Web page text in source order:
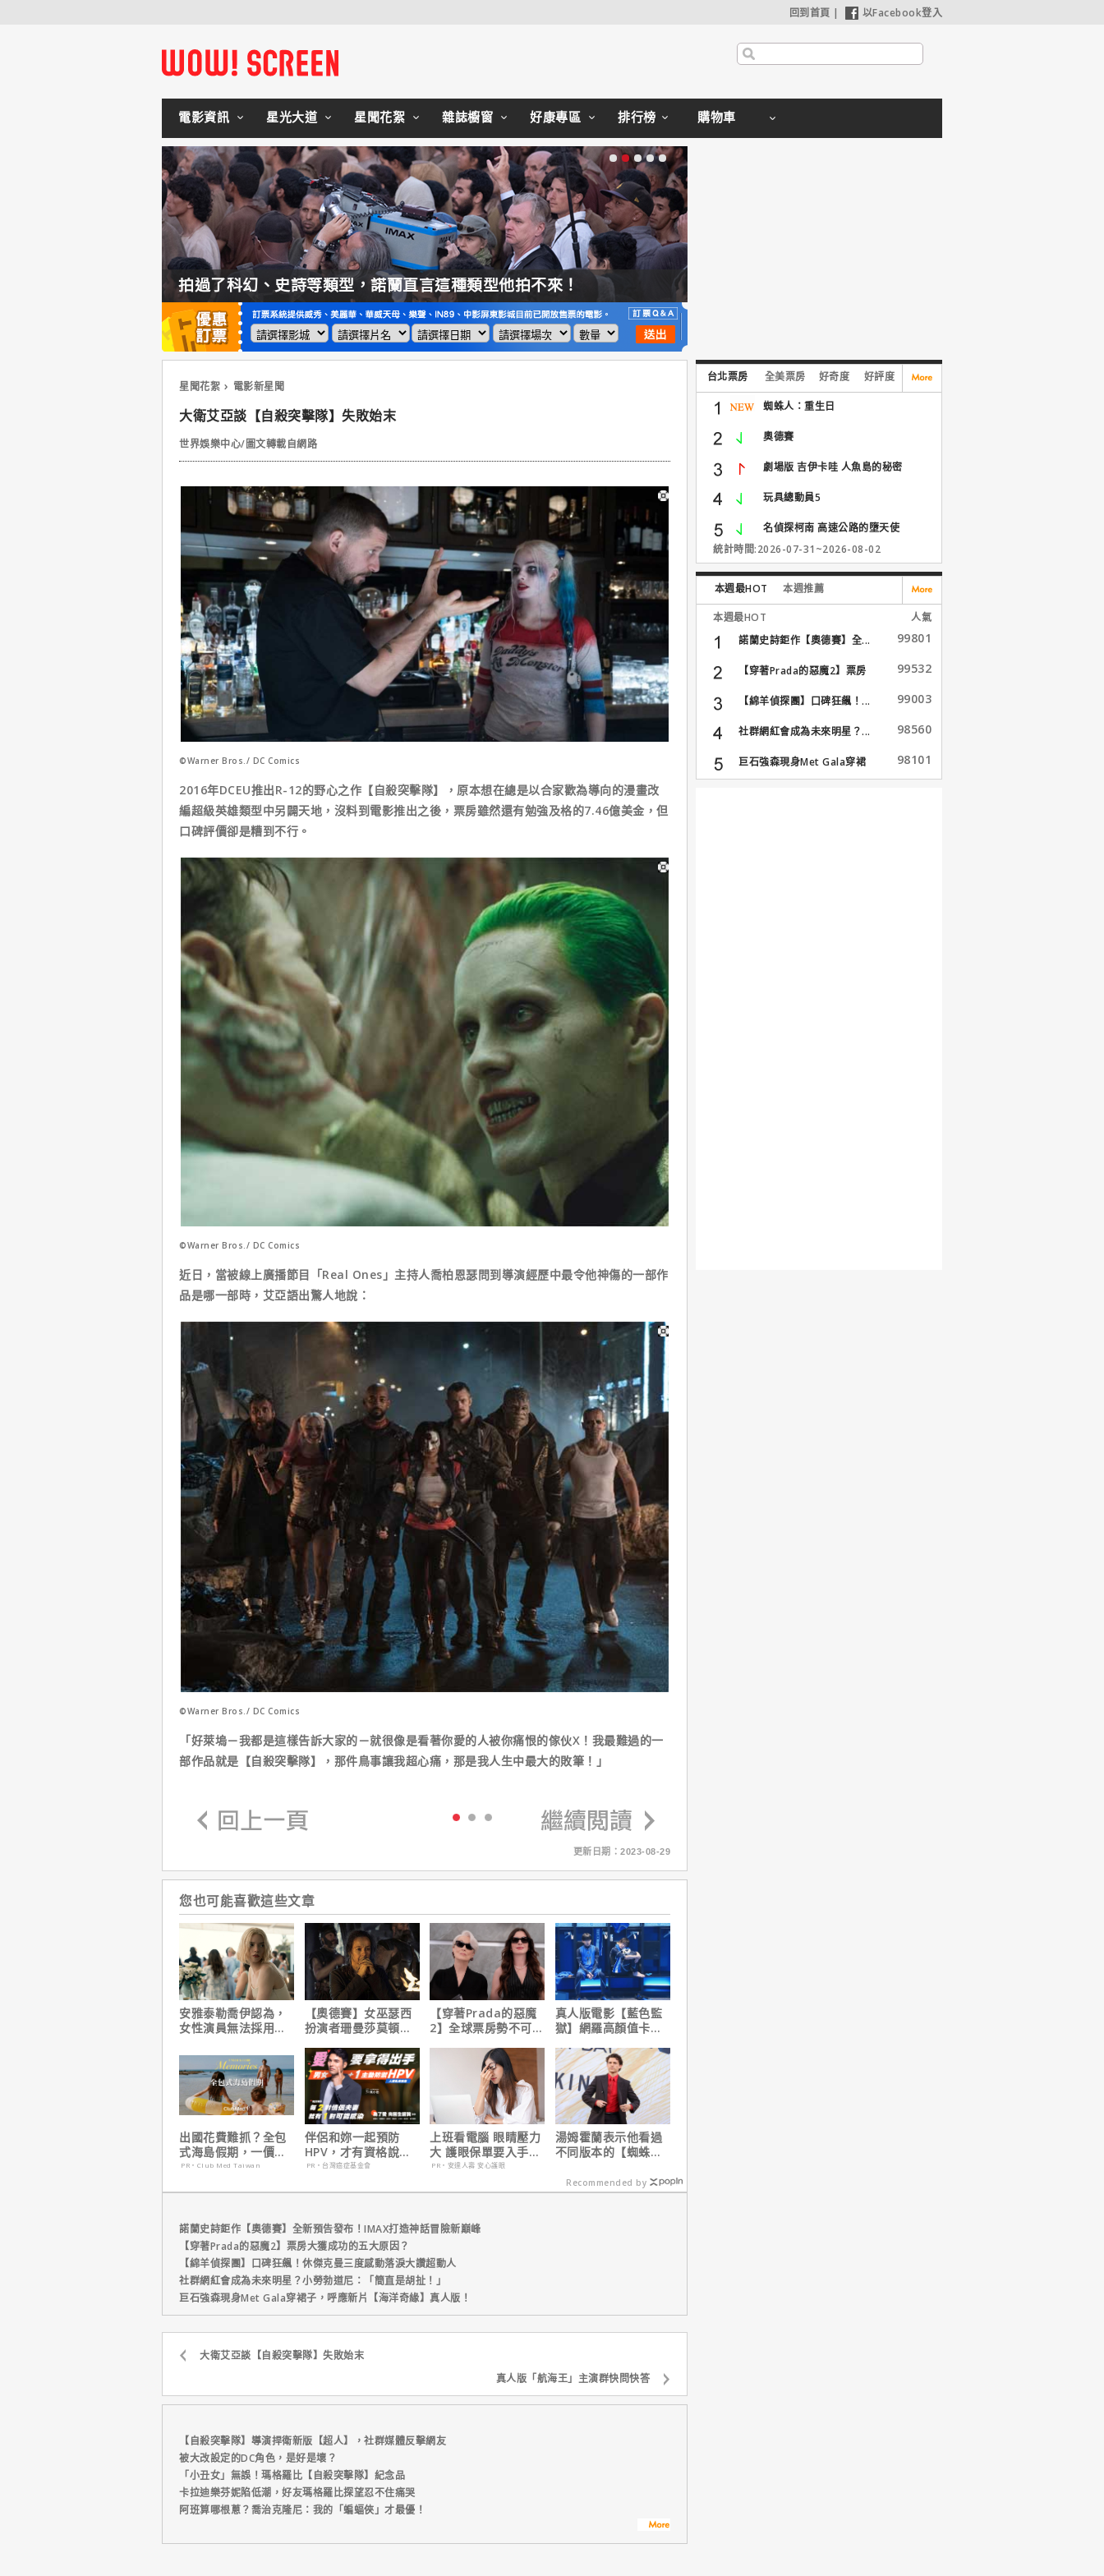
回到首頁 | 以Facebook登入
電影資訊 星光大道 星聞花絮 雜誌櫥窗 好康專區 排行榜 購物車
拍過了科幻、史詩等類型，諾蘭直言這種類型他拍不來！
星聞花絮 電影新星聞
大衛艾亞談【自殺突擊隊】失敗始末
世界娛樂中心/圖文轉載自網路
©Warner Bros./ DC Comics
2016年DCEU推出R-12的野心之作【自殺突擊隊】，原本想在總是以合家歡為導向的漫畫改
編超級英雄類型中另闢天地，沒料到電影推出之後，票房雖然還有勉強及格的7.46億美金，但
口碑評價卻是糟到不行。
©Warner Bros./ DC Comics
近日，當被線上廣播節目「Real Ones」主持人喬柏恩瑟問到導演經歷中最令他神傷的一部作
品是哪一部時，艾亞語出驚人地說：
©Warner Bros./ DC Comics
「好萊塢－我都是這樣告訴大家的－就很像是看著你愛的人被你痛恨的傢伙X！我最難過的一
部作品就是【自殺突擊隊】，那件鳥事讓我超心痛，那是我人生中最大的敗筆！」
更新日期：2023-08-29
您也可能喜歡這些文章
安雅泰勒喬伊認為，
女性演員無法採用方
【奧德賽】女巫瑟西
扮演者珊曼莎莫頓曝
戲！
【穿著Prada的惡魔
2】全球票房勢不可
軍、兩週狂破4.3億美
真人版電影【藍色監
獄】網羅高顏值卡司
出國花費難抓？全包
式海島假期，一價搞
定食宿玩樂，省錢更
PR・Club Med Taiwan
伴侶和妳一起預防
HPV，才有資格說愛
妳！
PR・台灣癌症基金會
上班看電腦 眼睛壓力
大 護眼保單要入手
【安心護眼定期眼睛
PR・安達人壽 安心護眼
湯姆霍蘭表示他看過
不同版本的【蜘蛛
這版完全不行！
Recommended by
諾蘭史詩鉅作【奧德賽】全新預告發布！IMAX打造神話冒險新巔峰
【穿著Prada的惡魔2】票房大獲成功的五大原因？
【綿羊偵探團】口碑狂飆！休傑克曼三度感動落淚大讚超動人
社群網紅會成為未來明星？小勞勃道尼：「簡直是胡扯！」
巨石強森現身Met Gala穿裙子，呼應新片【海洋奇緣】真人版！
大衛艾亞談【自殺突擊隊】失敗始末
真人版「航海王」主演群快問快答
【自殺突擊隊】導演捍衛新版【超人】，社群媒體反擊網友
被大改設定的DC角色，是好是壞？
「小丑女」無誤！瑪格羅比【自殺突擊隊】紀念品
卡拉迪樂芬妮陷低潮，好友瑪格羅比探望忍不住痛哭
阿班算哪根蔥？喬治克隆尼：我的「蝙蝠俠」才最優！
台北票房 全美票房 好奇度 好評度
蜘蛛人：重生日
奧德賽
劇場版 吉伊卡哇 人魚島的秘密
玩具總動員5
名偵探柯南 高速公路的墮天使
統計時間:2026-07-31~2026-08-02
本週最HOT 本週推薦
本週最HOT
人氣
諾蘭史詩鉅作【奧德賽】全...
99801
【穿著Prada的惡魔2】票房
99532
【綿羊偵探團】口碑狂飆！... 99003
社群網紅會成為未來明星？... 98560
巨石強森現身Met Gala穿裙
子...
98101